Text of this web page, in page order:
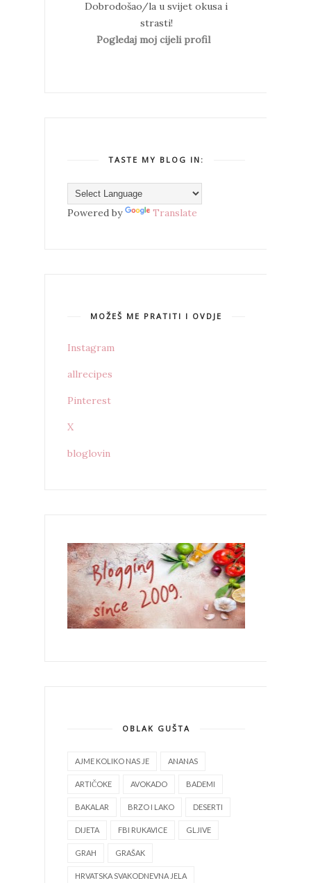
Dobrodošao/la u svijet okusa i
strasti!
Pogledaj moj cijeli profil
TASTE MY BLOG IN:
Powered by Translate
MOŽEŠ ME PRATITI I OVDJE
Instagram
allrecipes
Pinterest
X
bloglovin
OBLAK GUŠTA
AJME KOLIKO NAS JE ANANAS
ARTIČOKE AVOKADO BADEMI
BAKALAR BRZO I LAKO DESERTI
DIJETA FBI RUKAVICE GLJIVE
GRAH GRAŠAK
HRVATSKA SVAKODNEVNA JELA